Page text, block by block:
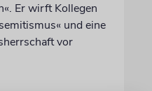
Er wirft Kollegen
und eine
vor